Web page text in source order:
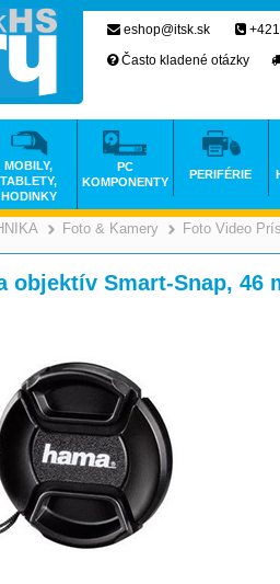
>
Foto & Kamery Foto Video
objektív Smart-Snap, 46
eshop@itsk.sk
Často kladené otázky
MOBILY,
TABLETY,
HODINKY
PC
KOMPONENTY
PERIFÉRIE